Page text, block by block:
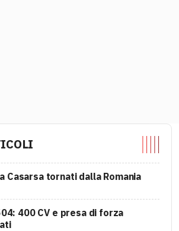
Casarsa tornati dalla Romania
400 CV e presa di forza